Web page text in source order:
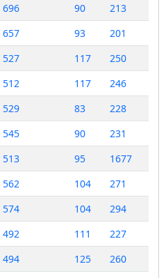
696 90
213
657 93
201
527 117
250
512 117
246
529 83
228
545 90
231
513 95
1677
562 104
271
574 104
294
492 111
227
494 125 260